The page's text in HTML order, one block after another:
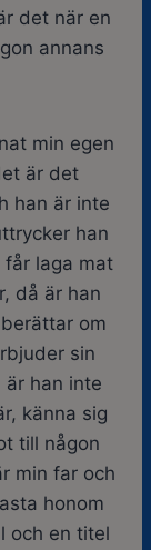
det när en
annans
min egen
är det
han är inte
han
får laga mat
då är han
om
sin
är han inte
känna sig
till någon
min far och
honom
och en titel